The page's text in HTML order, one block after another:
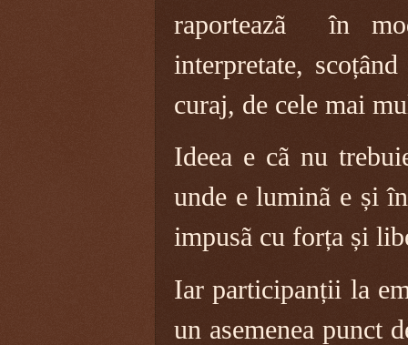
raporteazã în
interpretate,
curaj, de cele mai
Ideea e cã nu
unde e luminã e și
impusã cu forța și
Iar participanții la
un asemenea punct